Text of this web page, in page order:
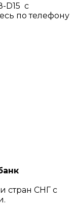
D15 с
по телефону
стран СНГ с